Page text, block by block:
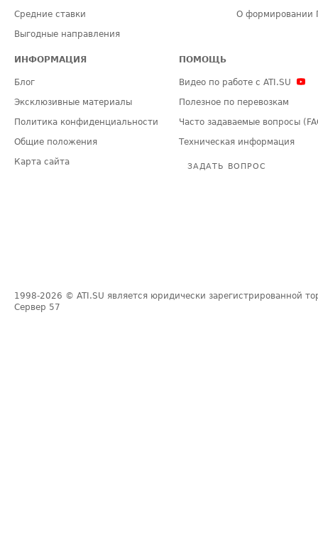
Средние ставки
Выгодные направления
О формировании
ИНФОРМАЦИЯ
Блог
Эксклюзивные материалы
Политика конфиденциальности
Общие положения
Карта сайта
ПОМОЩЬ
Видео по работе с ATI.SU
Полезное по перевозкам
Часто задаваемые вопросы
Техническая информация
ЗАДАТЬ ВОПРОС
1998-2026 © ATI.SU является юридически зарегистрированной
Сервер 57